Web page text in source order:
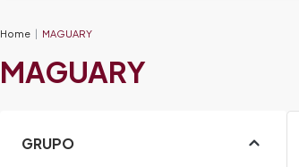
Home MAGUARY
MAGUARY
GRUPO